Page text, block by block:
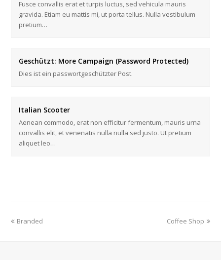
Fusce convallis erat et turpis luctus, sed vehicula mauris
gravida. Etiam eu mattis mi, ut porta tellus. Nulla vestibulum
pretium…
Geschützt: More Campaign (Password Protected)
Dies ist ein passwortgeschützter Post.
Italian Scooter
Aenean commodo, erat non efficitur fermentum, mauris urna
convallis elit, et venenatis nulla nulla sed justo. Ut pretium
aliquet leo…
Branded Coffee Shop